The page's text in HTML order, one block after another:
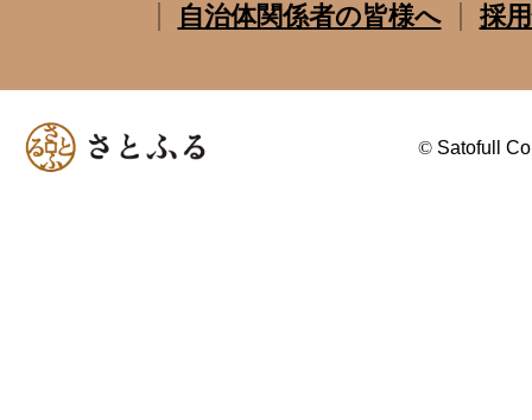
自治体関係者の皆様へ
採
© Satofull